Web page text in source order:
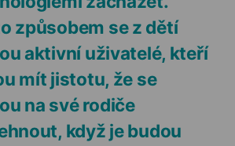
způsobem se z dětí
aktivní uživatelé, kteří
mít jistotu, že se
na své rodiče
když je budou